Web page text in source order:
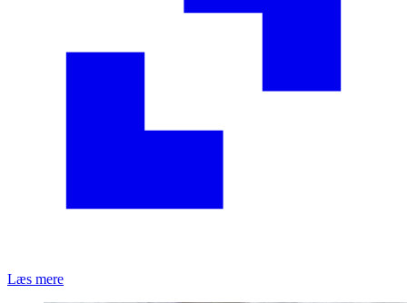
Læs mere